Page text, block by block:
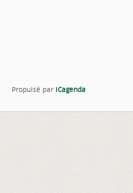
Propulsé par iCagenda